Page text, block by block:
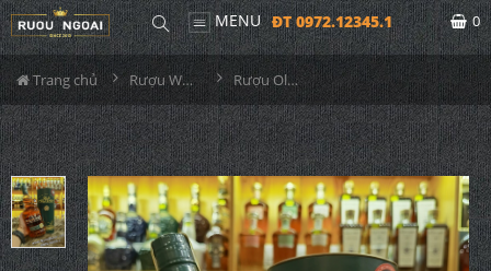
MENU ĐT 0972.12345.1 0
Trang chủ Rượu Whisky Rượu Old Pulteney 21YO